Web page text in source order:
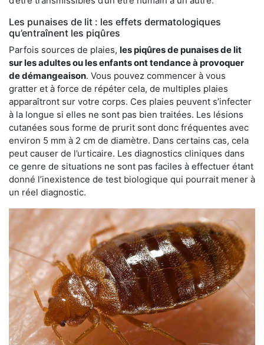
Les punaises de lit : les effets dermatologiques
qu’entraînent les piqûres
Parfois sources de plaies, les piqûres de punaises de lit
sur les adultes ou les enfants ont tendance à provoquer
de démangeaison. Vous pouvez commencer à vous
gratter et à force de répéter cela, de multiples plaies
apparaîtront sur votre corps. Ces plaies peuvent s’infecter
à la longue si elles ne sont pas bien traitées. Les lésions
cutanées sous forme de prurit sont donc fréquentes avec
environ 5 mm à 2 cm de diamètre. Dans certains cas, cela
peut causer de l’urticaire. Les diagnostics cliniques dans
ce genre de situations ne sont pas faciles à effectuer étant
donné l’inexistence de test biologique qui pourrait mener à
un réel diagnostic.